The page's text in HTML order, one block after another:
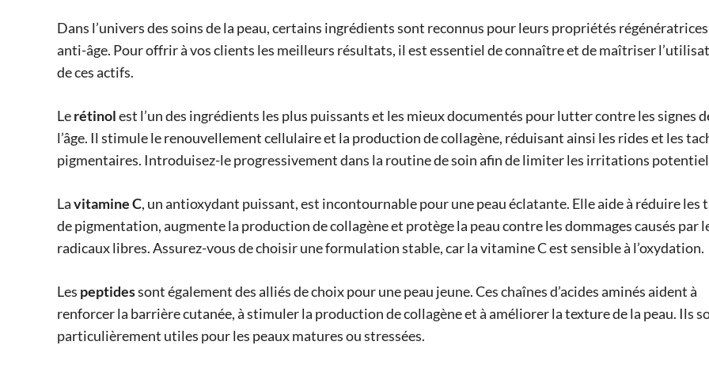
Dans l’univers des soins de la peau, certains ingrédients sont reconnus pour leurs propriétés
anti-âge. Pour offrir à vos clients les meilleurs résultats, il est essentiel de connaître et de maîtriser
de ces actifs.
Lerétinolest l’un des ingrédients les plus puissants et les mieux documentés pour lutter contre les signes
l’âge. Il stimule le renouvellement cellulaire et la production de collagène, réduisant ainsi les rides et les
pigmentaires. Introduisez-le progressivement dans la routine de soin afin de limiter les irritations
Lavitamine C, un antioxydant puissant, est incontournable pour une peau éclatante. Elle aide à réduire les
de pigmentation, augmente la production de collagène et protège la peau contre les dommages causés par
radicaux libres. Assurez-vous de choisir une formulation stable, car la vitamine C est sensible à l’oxydation.
Les peptidessont également des alliés de choix pour une peau jeune. Ces chaînes d’acides aminés aident à
renforcer la barrière cutanée, à stimuler la production de collagène et à améliorer la texture de la peau. Ils
particulièrement utiles pour les peaux matures ou stressées.